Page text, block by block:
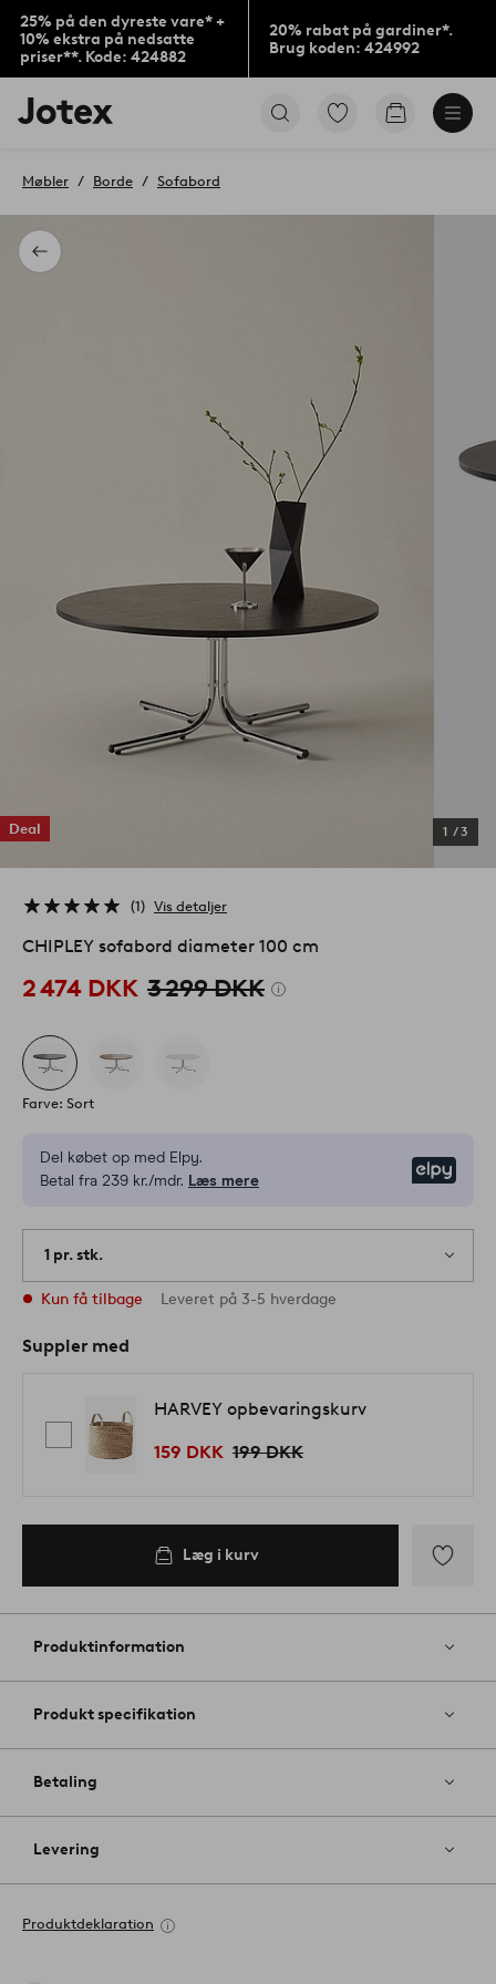
25% på den dyreste vare* +
10% ekstra på nedsatte
priser**. Kode: 424882
20% rabat på gardiner*.
Brug koden: 424992
Jotex
logo
til
Gå
Gå
Tilbage
Møbler Borde Sofabord
Deal 1 /3
1 Vis detaljer
CHIPLEY sofabord diameter 100 cm
2 474 DKK 3 299 DKK
Farve: Sort
Del købet op med Elpy.
Betal fra 239 kr./mdr. Læs mere
1 pr. stk.
Kun få tilbage Leveret på 3-5 hverdage
Suppler med
HARVEY opbevaringskurv
159 DKK 199 DKK
Læg i kurv
til
Produktinformation
Produkt specifikation
Betaling
Levering
Produktdeklaration